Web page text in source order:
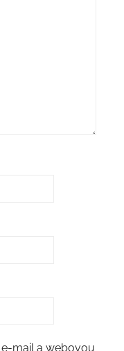
mail a webovou